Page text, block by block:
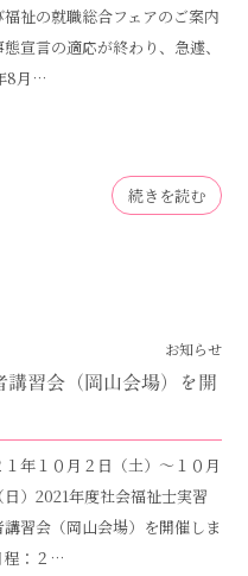
福祉の就職総合フェアのご案内
宣言の適応が終わり、急遽、
8月…
続きを読む
お知らせ
講習会（岡山会場）を開
１年１０月２日（土）～１０月
日）2021年度社会福祉士実習
習会（岡山会場）を開催しま
程：２…